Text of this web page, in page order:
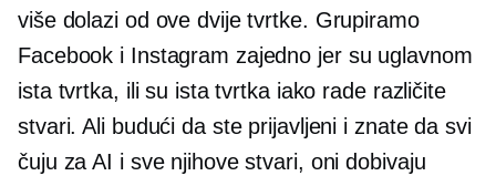
više dolazi od ove dvije tvrtke. Grupiramo
Facebook i Instagram zajedno jer su uglavnom
ista tvrtka, ili su ista tvrtka iako rade različite
stvari. Ali budući da ste prijavljeni i znate da svi
čuju za AI i sve njihove stvari, oni dobivaju